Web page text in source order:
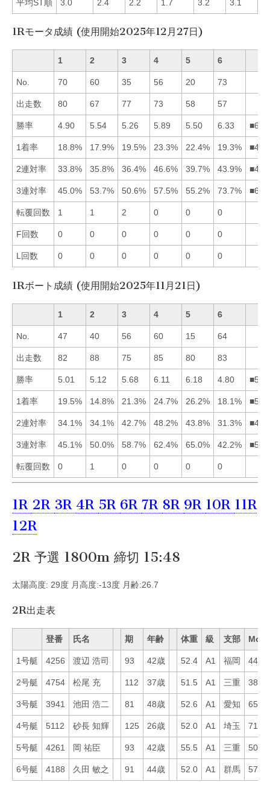
平均ST順 3.0 2.4 2.2 1.7 3.2 3.1
1Rモータ成績 (使用開始2025年12月27日)
1 2 3 4 5 6
No. 70 60 35 56 20 73
出走数 80 67 77 73 58 57
勝率 4.90 5.54 5.26 5.89 5.50 6.33
1着率 18.8% 17.9% 19.5% 23.3% 22.4% 19.3%
2連対率 33.8% 35.8% 36.4% 46.6% 39.7% 43.9%
3連対率 45.0% 53.7% 50.6% 57.5% 55.2% 73.7%
転覆回数 1 1 2 0 0 0
F回数 0 0 0 0 0 0
L回数 0 0 0 0 0 0
1Rボート成績 (使用開始2025年11月21日)
1 2 3 4 5 6
No. 47 40 56 60 15 64
出走数 82 88 75 85 80 83
勝率 5.01 5.12 5.68 6.11 6.18 4.80
1着率 19.5% 14.8% 21.3% 24.7% 26.2% 18.1%
2連対率 34.1% 34.1% 42.7% 48.2% 43.8% 31.3%
3連対率 45.1% 50.0% 58.7% 62.4% 65.0% 42.2%
転覆回数 0 1 0 0 0 0
1R 2R 3R 4R 5R 6R 7R 8R 9R 10R 11R
12R
2R 予選 1800m 締切 15:48
太陽高度: 29度 月高度:-13度 月齢:26.7
2R出走表
登番 氏名 期 年齢 体重 級 支部 Mo
1号艇 4256 渡辺 浩司 93 42歳 52.4 A1 福岡 44
2号艇 4754 松尾 充 112 37歳 51.5 A1 三重 38
3号艇 3941 池田 浩二 81 48歳 52.6 A1 愛知 65
4号艇 5112 砂長 知輝 125 26歳 52.0 A1 埼玉 71
5号艇 4261 岡 祐臣 93 42歳 55.5 A1 三重 50
6号艇 4188 久田 敏之 91 44歳 52.0 A1 群馬 57